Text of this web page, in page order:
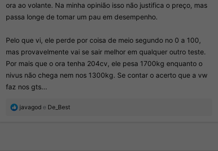
ora ao volante. Na minha opinião isso não justifica o preço, mas
passa longe de tomar um pau em desempenho.
Pelo que vi, ele perde por coisa de meio segundo no 0 a 100,
mas provavelmente vai se sair melhor em qualquer outro teste.
Por mais que o ora tenha 204cv, ele pesa 1700kg enquanto o
nivus não chega nem nos 1300kg. Se contar o acerto que a vw
faz nos gts...
R
javagod e De_Best